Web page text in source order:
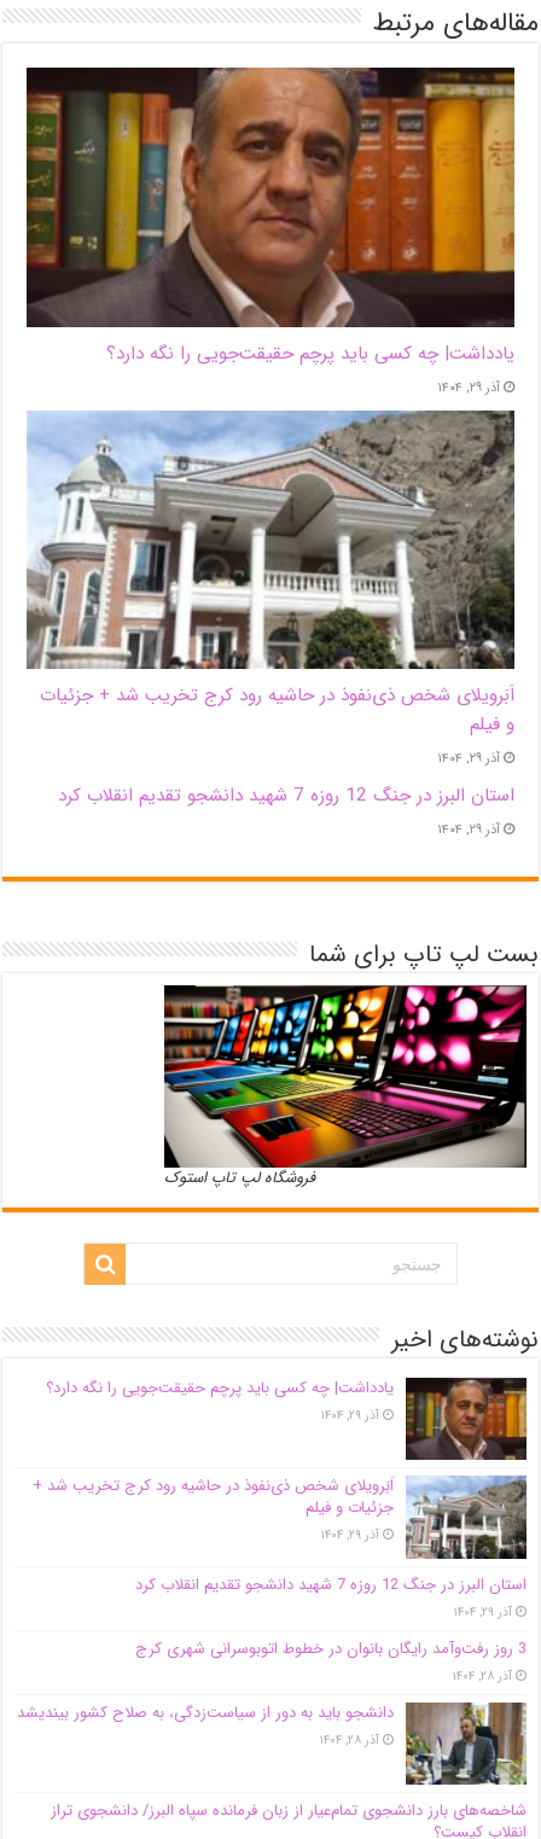
مقاله‌های مرتبط
یادداشت| ‌چه کسی باید پرچم حقیقت‌جویی را نگه دارد؟
آذر ۲۹, ۱۴۰۴
اَبَر‌ویلای شخص ذی‌نفوذ در حاشیه‌ رود کرج تخریب شد + جزئیات
و فیلم
آذر ۲۹, ۱۴۰۴
استان البرز در جنگ 12 روزه 7 شهید دانشجو تقدیم انقلاب کرد
آذر ۲۹, ۱۴۰۴
بست لپ تاپ برای شما
فروشگاه لپ تاپ استوک
نوشته‌های اخیر
یادداشت| ‌چه کسی باید پرچم حقیقت‌جویی را نگه دارد؟
آذر ۲۹, ۱۴۰۴
اَبَر‌ویلای شخص ذی‌نفوذ در حاشیه‌ رود کرج تخریب شد +
جزئیات و فیلم
آذر ۲۹, ۱۴۰۴
استان البرز در جنگ 12 روزه 7 شهید دانشجو تقدیم انقلاب کرد
آذر ۲۹, ۱۴۰۴
3 روز رفت‌وآمد رایگان بانوان در خطوط اتوبوسرانی شهری کرج
آذر ۲۸, ۱۴۰۴
دانشجو باید به دور از سیاست‌زدگی، به صلاح کشور بیندیشد
آذر ۲۸, ۱۴۰۴
شاخصه‌های بارز دانشجوی تمام‌عیار از زبان فرمانده سپاه البرز/ دانشجوی تراز
انقلاب کیست؟